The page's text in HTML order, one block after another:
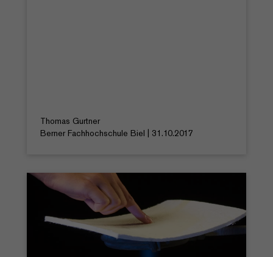
Thomas Gurtner
Berner Fachhochschule Biel | 31.10.2017